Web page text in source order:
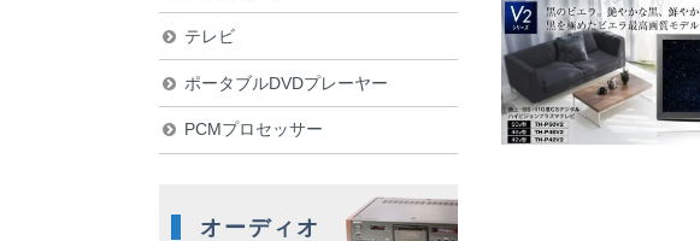
テレビ
ポータブルDVDプレーヤー
PCMプロセッサー
オーディオ